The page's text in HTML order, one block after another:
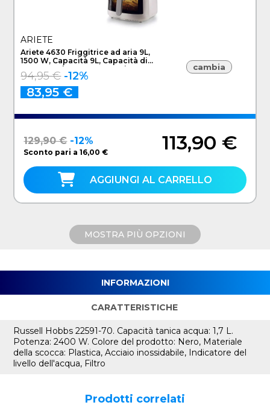
ARIETE
Ariete 4630 Friggitrice ad aria 9L,
1500 W, Capacità 9L, Capacità di
cottura 3,5kg, 8 programmi
preimpostati, Temperatura fino a
200°, Cestello trasparente per
controllo cottura, Bianco
94,95 € -12%
83,95 €
cambia
129,90 € -12%
Sconto pari a 16,00 € 113,90 €
AGGIUNGI AL CARRELLO
MOSTRA PIÙ OPZIONI
INFORMAZIONI
CARATTERISTICHE
Russell Hobbs 22591-70. Capacità tanica acqua: 1,7 L.
Potenza: 2400 W. Colore del prodotto: Nero, Materiale
della scocca: Plastica, Acciaio inossidabile, Indicatore del
livello dell'acqua, Filtro
Prodotti correlati